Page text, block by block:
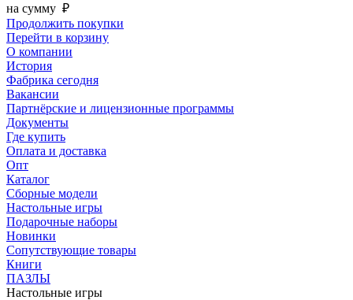
на сумму ₽
Продолжить покупки
Перейти в корзину
О компании
История
Фабрика сегодня
Вакансии
Партнёрские и лицензионные программы
Документы
Где купить
Оплата и доставка
Опт
Каталог
Сборные модели
Настольные игры
Подарочные наборы
Новинки
Сопутствующие товары
Книги
ПАЗЛЫ
Настольные игры